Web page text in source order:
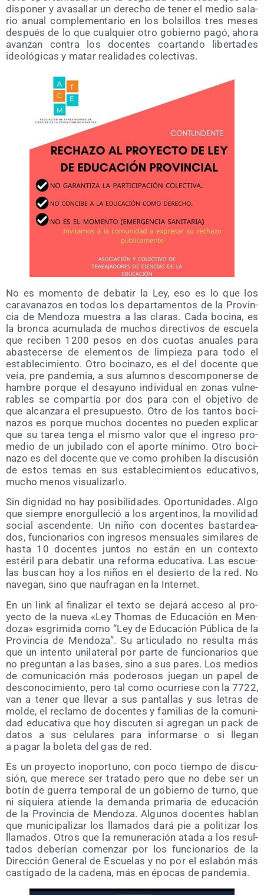
dis­po­ner y ava­sa­llar un dere­cho de tener el medio sala­
rio anual com­ple­men­ta­rio en los bol­si­llos tres meses
des­pués de lo que cual­quier otro gobierno pagó, aho­ra
avan­zan con­tra los docen­tes coar­tan­do liber­ta­des
ideo­ló­gi­cas y matar reali­da­des colectivas.
No es momen­to de deba­tir la Ley, eso es lo que los
cara­va­na­zos en todos los depar­ta­men­tos de la Pro­vin­
cia de Men­do­za mues­tra a las cla­ras. Cada boci­na, es
la bron­ca acu­mu­la­da de muchos direc­ti­vos de escue­la
que reci­ben 1200 pesos en dos cuo­tas anua­les para
abas­te­cer­se de ele­men­tos de lim­pie­za para todo el
esta­ble­ci­mien­to. Otro boci­na­zo, es el del docen­te que
veía, pre pan­de­mia, a sus alum­nos des­com­po­ner­se de
ham­bre por­que el desa­yuno indi­vi­dual en zonas vul­ne­
ra­bles se com­par­tía por dos para con el obje­ti­vo de
que alcan­za­ra el pre­su­pues­to. Otro de los tan­tos boci­
na­zos es por­que muchos docen­tes no pue­den expli­car
que su tarea ten­ga el mis­mo valor que el ingre­so pro­
me­dio de un jubi­la­do con el apor­te míni­mo. Otro boci­
na­zo es del docen­te que ve como prohí­ben la dis­cu­sión
de estos temas en sus esta­ble­ci­mien­tos edu­ca­ti­vos,
mucho menos visualizarlo.
Sin dig­ni­dad no hay posi­bi­li­da­des. Opor­tu­ni­da­des. Algo
que siem­pre enor­gu­lle­ció a los argen­ti­nos, la movi­li­dad
social ascen­den­te. Un niño con docen­tes bas­tar­dea­
dos, fun­cio­na­rios con ingre­sos men­sua­les simi­la­res de
has­ta 10 docen­tes jun­tos no están en un con­tex­to
esté­ril para deba­tir una refor­ma edu­ca­ti­va. Las escue­
las bus­can hoy a los niños en el desier­to de la red. No
nave­gan, sino que nau­fra­gan en la Internet.
En un link al fina­li­zar el tex­to se deja­rá acce­so al pro­
yec­to de la nue­va «Ley Tho­mas de Edu­ca­ción en Men­
do­za» esgri­mi­da como “Ley de Edu­ca­ción Públi­ca de la
Pro­vin­cia de Men­do­za”. Su arti­cu­la­do no resul­ta más
que un inten­to uni­la­te­ral por par­te de fun­cio­na­rios que
no pre­gun­tan a las bases, sino a sus pares. Los medios
de comu­ni­ca­ción más pode­ro­sos jue­gan un papel de
des­co­no­ci­mien­to, pero tal como ocu­rrie­se con la 7722,
van a tener que lle­var a sus pan­ta­llas y sus letras de
mol­de, el recla­mo de docen­tes y fami­lias de la comu­ni­
dad edu­ca­ti­va que hoy dis­cu­ten si agre­gan un pack de
datos a sus celu­la­res para infor­mar­se o si lle­gan
a pagar la bole­ta del gas de red.
Es un pro­yec­to inopor­tuno, con poco tiem­po de dis­cu­
sión, que mere­ce ser tra­ta­do pero que no debe ser un
botín de gue­rra tem­po­ral de un gobierno de turno, que
ni siquie­ra atien­de la deman­da pri­ma­ria de edu­ca­ción
de la Pro­vin­cia de Men­do­za. Algu­nos docen­tes hablan
que muni­ci­pa­li­zar los lla­ma­dos dará pie a poli­ti­zar los
lla­ma­dos. Otros que la remu­ne­ra­ción ata­da a los resul­
ta­dos debe­rían comen­zar por los fun­cio­na­rios de la
Direc­ción Gene­ral de Escue­las y no por el esla­bón más
cas­ti­ga­do de la cade­na, más en épo­cas de pandemia.